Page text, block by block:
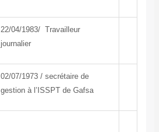
22/04/1983/ Travailleur
journalier
02/07/1973 / secrétaire de
gestion à l’ISSPT de Gafsa